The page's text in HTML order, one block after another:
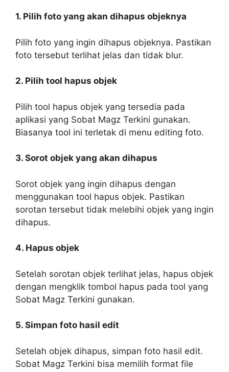
1. Pilih foto yang akan dihapus objeknya
Pilih foto yang ingin dihapus objeknya. Pastikan
foto tersebut terlihat jelas dan tidak blur.
2. Pilih tool hapus objek
Pilih tool hapus objek yang tersedia pada
aplikasi yang Sobat Magz Terkini gunakan.
Biasanya tool ini terletak di menu editing foto.
3. Sorot objek yang akan dihapus
Sorot objek yang ingin dihapus dengan
menggunakan tool hapus objek. Pastikan
sorotan tersebut tidak melebihi objek yang ingin
dihapus.
4. Hapus objek
Setelah sorotan objek terlihat jelas, hapus objek
dengan mengklik tombol hapus pada tool yang
Sobat Magz Terkini gunakan.
5. Simpan foto hasil edit
Setelah objek dihapus, simpan foto hasil edit.
Sobat Magz Terkini bisa memilih format file